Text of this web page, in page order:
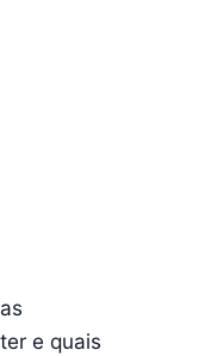
e quais